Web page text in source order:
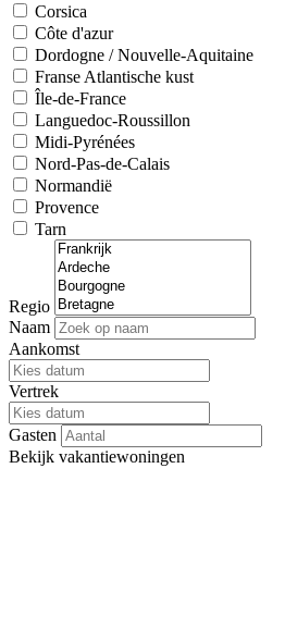
Corsica
Côte d'azur
Dordogne / Nouvelle-Aquitaine
Franse Atlantische kust
Île-de-France
Languedoc-Roussillon
Midi-Pyrénées
Nord-Pas-de-Calais
Normandië
Provence
Tarn
Regio
Naam
Aankomst
Vertrek
Gasten
Bekijk vakantiewoningen